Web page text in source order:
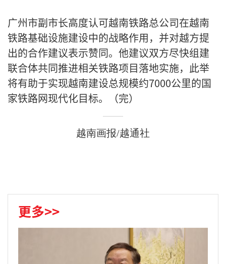
广州市副市长高度认可越南铁路总公司在越南
铁路基础设施建设中的战略作用，并对越方提
出的合作建议表示赞同。他建议双方尽快组建
联合体共同推进相关铁路项目落地实施，此举
将有助于实现越南建设总规模约7000公里的国
家铁路网现代化目标。（完）
越南画报/越通社
更多>>